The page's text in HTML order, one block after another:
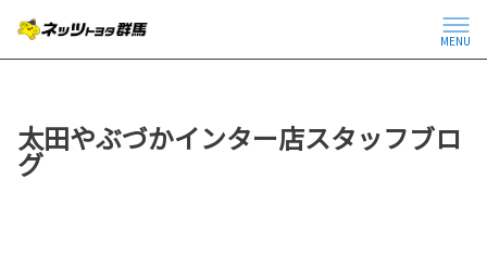
MENU
太田やぶづかインター店スタッフブロ
グ